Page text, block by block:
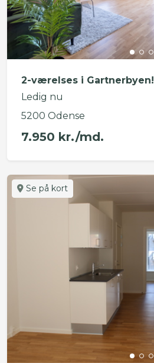
2-værelses i Gartnerbyen!
Ledig nu
5200 Odense
7.950 kr./md.
Se på kort